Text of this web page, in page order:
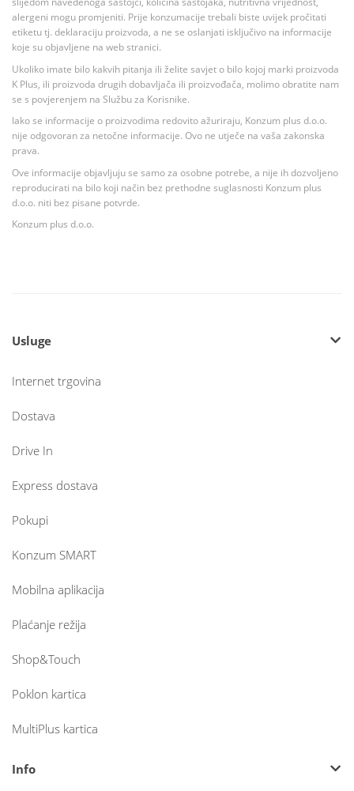
alergeni mogu promjeniti. Prije konzumacije trebali biste uvijek pročitati
etiketu tj. deklaraciju proizvoda, a ne se oslanjati isključivo na informacije
koje su objavljene na web stranici.
Ukoliko imate bilo kakvih pitanja ili želite savjet o bilo kojoj marki proizvoda
K Plus, ili proizvoda drugih dobavljača ili proizvođača, molimo obratite nam
se s povjerenjem na Službu za Korisnike.
Iako se informacije o proizvodima redovito ažuriraju, Konzum plus d.o.o.
nije odgovoran za netočne informacije. Ovo ne utječe na vaša zakonska
prava.
Ove informacije objavljuju se samo za osobne potrebe, a nije ih dozvoljeno
reproducirati na bilo koji način bez prethodne suglasnosti Konzum plus
d.o.o. niti bez pisane potvrde.
Konzum plus d.o.o.
Usluge
Internet trgovina
Dostava
Drive In
Express dostava
Pokupi
Konzum SMART
Mobilna aplikacija
Plaćanje režija
Shop&Touch
Poklon kartica
MultiPlus kartica
Info